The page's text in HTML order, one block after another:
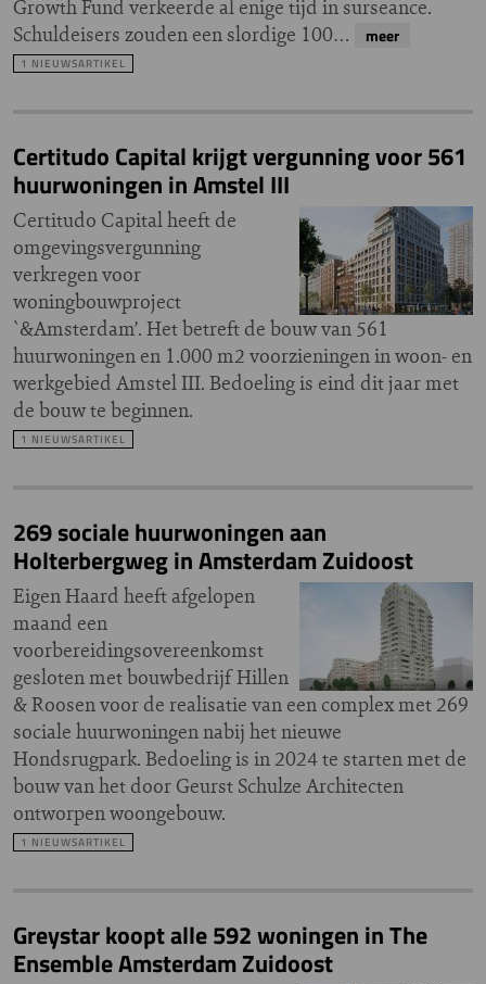
Growth Fund verkeerde al enige tijd in surseance.
Schuldeisers zouden een slordige 100…
meer
1 NIEUWSARTIKEL
Certitudo Capital krijgt vergunning voor 561
huurwoningen in Amstel III
Certitudo Capital heeft de
omgevingsvergunning
verkregen voor
woningbouwproject
`&Amsterdam’. Het betreft de bouw van 561
huurwoningen en 1.000 m2 voorzieningen in woon- en
werkgebied Amstel III. Bedoeling is eind dit jaar met
de bouw te beginnen.
1 NIEUWSARTIKEL
269 sociale huurwoningen aan
Holterbergweg in Amsterdam Zuidoost
Eigen Haard heeft afgelopen
maand een
voorbereidingsovereenkomst
gesloten met bouwbedrijf Hillen
& Roosen voor de realisatie van een complex met 269
sociale huurwoningen nabij het nieuwe
Hondsrugpark. Bedoeling is in 2024 te starten met de
bouw van het door Geurst Schulze Architecten
ontworpen woongebouw.
1 NIEUWSARTIKEL
Greystar koopt alle 592 woningen in The
Ensemble Amsterdam Zuidoost